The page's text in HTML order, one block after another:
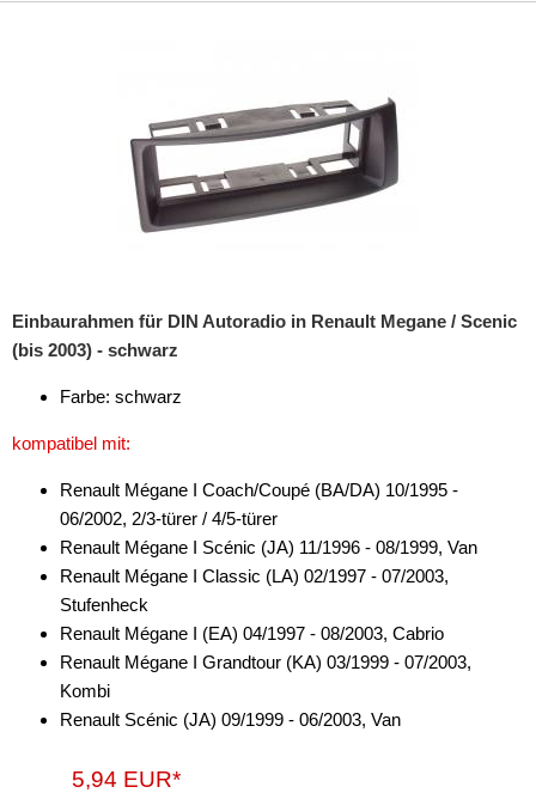
kabellos Laden
Lautsprecheradapter
Lautsprecherringe
Lenkradadapter
Marderschutz
Multimediainterface
Parkscheiben
Radioadapter
Radioblenden
für Acura
für Alfa Romeo
für Audi
Einbaurahmen für DIN Autoradio in Renault Megane / Scenic
(bis 2003) - schwarz
Farbe: schwarz
kompatibel mit:
Renault Mégane I Coach/Coupé (BA/DA) 10/1995 -
06/2002, 2/3-türer / 4/5-türer
Renault Mégane I Scénic (JA) 11/1996 - 08/1999, Van
Renault Mégane I Classic (LA) 02/1997 - 07/2003,
Stufenheck
Renault Mégane I (EA) 04/1997 - 08/2003, Cabrio
Renault Mégane I Grandtour (KA) 03/1999 - 07/2003,
Kombi
Renault Scénic (JA) 09/1999 - 06/2003, Van
5,94 EUR*